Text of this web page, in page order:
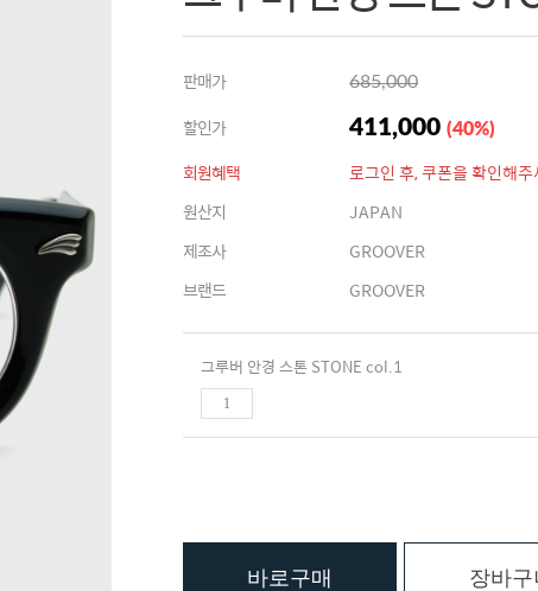
판매가 685,000
할인가 411,000 (40%)
회원혜택
로그인 후, 쿠폰을 확인해
원산지
JAPAN
제조사
GROOVER
브랜드
GROOVER
그루버 안경 스톤 STONE col.1
바로구매 장바구